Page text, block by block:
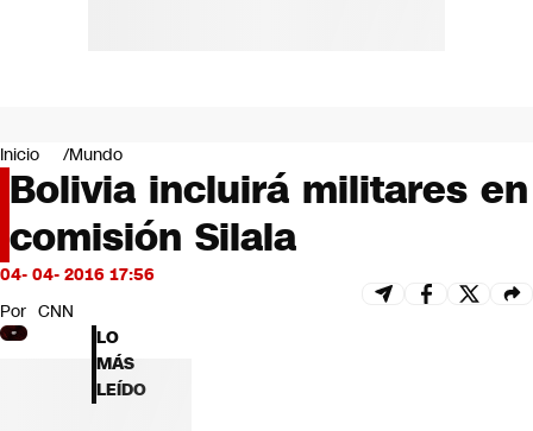
Negocios
Deportes
Programas completos
Cultura
Servicios
Bits
CNN Data
CNN tiempo
Futuro 360
Inicio Mundo
Bolivia incluirá militares en
comisión Silala
04- 04- 2016 17:56
Por CNN
LO
MÁS
LEÍDO